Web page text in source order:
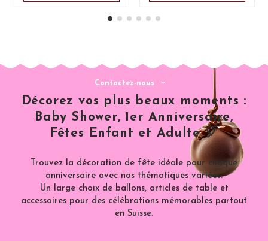
Contactez-nous
Décorez vos plus beaux moments :
Baby Shower, 1er Anniversaire,
Fêtes Enfant et Adulte 🎈
Trouvez la décoration de fête idéale pour chaque
anniversaire avec nos thématiques variées.
Un large choix de ballons, articles de table et
accessoires pour des célébrations mémorables partout
en Suisse.